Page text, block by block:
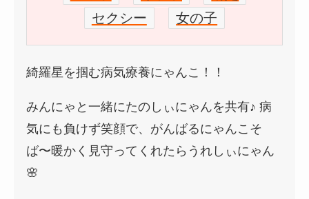
セクシー
女の子
綺羅星を掴む病気療養にゃんこ！！
みんにゃと一緒にたのしぃにゃんを共有♪ 病
気にも負けず笑顔で、がんばるにゃんこそ
ば〜暖かく見守ってくれたらうれしぃにゃん
🌸